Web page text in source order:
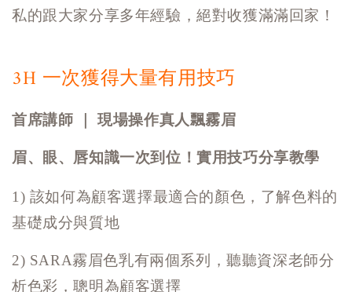
私的跟大家分享多年經驗，絕對收獲滿滿回家！
3H 一次獲得大量有用技巧
首席講師 ｜ 現場操作真人飄霧眉
眉、眼、唇知識一次到位！實用技巧分享教學
1) 該如何為顧客選擇最適合的顏色，了解色料的
基礎成分與質地
2) SARA霧眉色乳有兩個系列，聽聽資深老師分
析色彩，聰明為顧客選擇